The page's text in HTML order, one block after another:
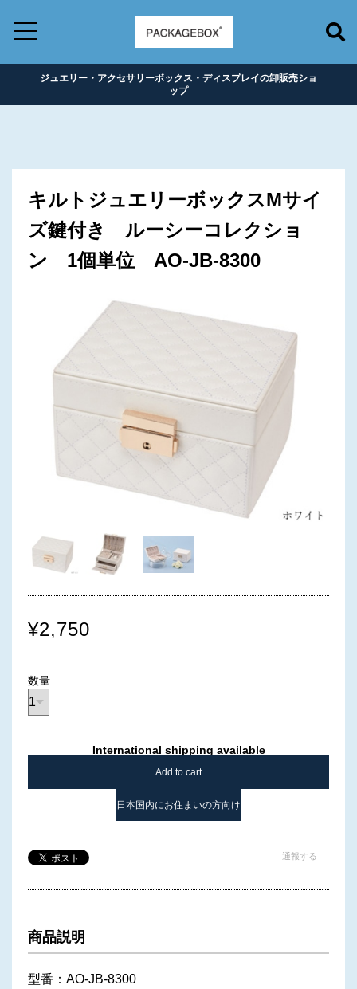
ジュエリー・アクセサリーボックス・ディスプレイの卸販売ショ
ップ
キルトジュエリーボックスMサイ
ズ鍵付き ルーシーコレクショ
ン 1個単位 AO-JB-8300
¥2,750
数量
International shipping available
Add to cart
日本国内にお住まいの方向け
通報する
商品説明
型番：AO-JB-8300